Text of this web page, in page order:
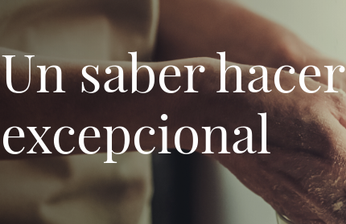
Un saber hacer
excepcional